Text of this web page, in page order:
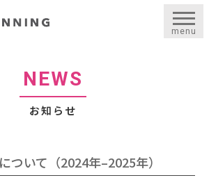
menu
NEWS
お知らせ
ついて（2024年–2025年）